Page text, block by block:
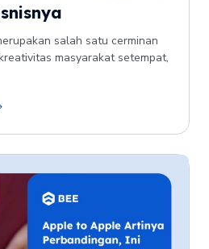
salah satu cerminan
masyarakat setempat,